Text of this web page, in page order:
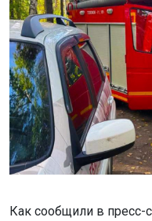
Как сообщили в пресс-